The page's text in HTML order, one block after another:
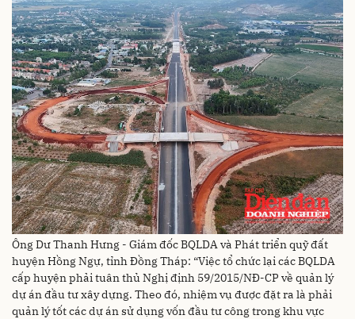
Ông Dư Thanh Hưng - Giám đốc BQLDA và Phát triển quỹ đất
huyện Hồng Ngự, tỉnh Đồng Tháp: “Việc tổ chức lại các BQLDA
cấp huyện phải tuân thủ Nghị định 59/2015/NĐ-CP về quản lý
dự án đầu tư xây dựng. Theo đó, nhiệm vụ được đặt ra là phải
quản lý tốt các dự án sử dụng vốn đầu tư công trong khu vực